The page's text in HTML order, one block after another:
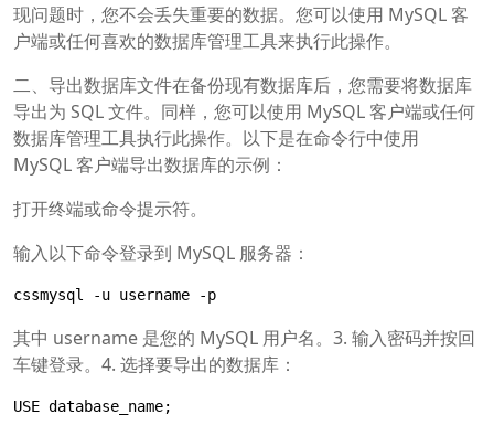
现问题时，您不会丢失重要的数据。您可以使用 MySQL 客
户端或任何喜欢的数据库管理工具来执行此操作。
二、导出数据库文件在备份现有数据库后，您需要将数据库
导出为 SQL 文件。同样，您可以使用 MySQL 客户端或任何
数据库管理工具执行此操作。以下是在命令行中使用
MySQL 客户端导出数据库的示例：
打开终端或命令提示符。
输入以下命令登录到 MySQL 服务器：
cssmysql -u username -p
其中 username 是您的 MySQL 用户名。3. 输入密码并按回
车键登录。4. 选择要导出的数据库：
USE database_name;